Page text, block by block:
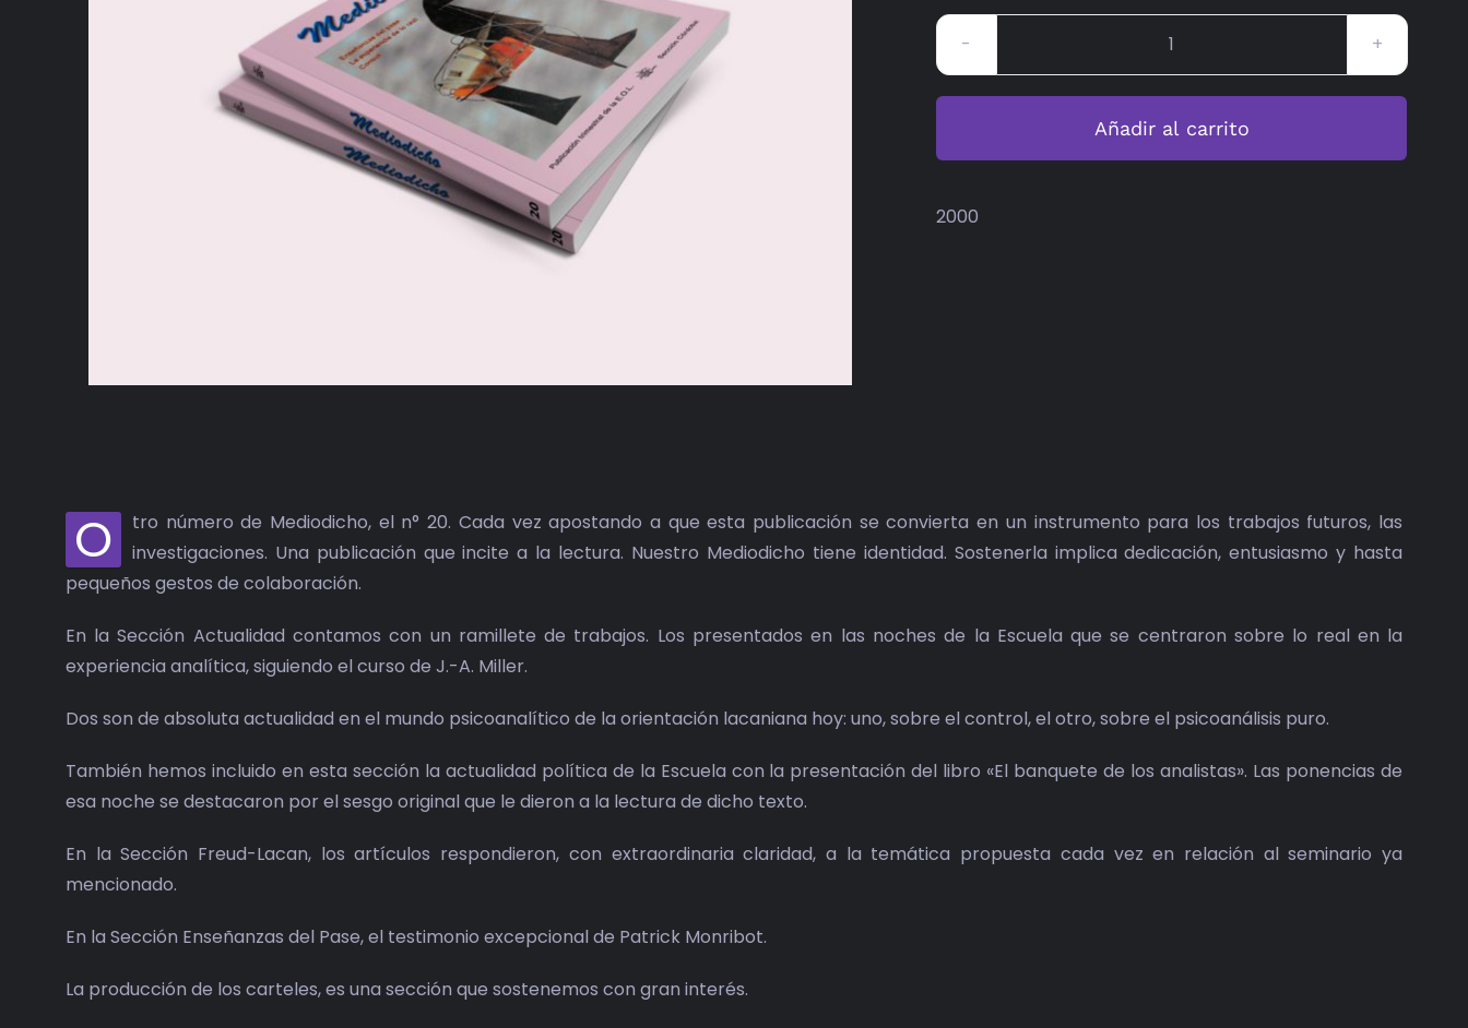
Mediodicho
cantidad
Añadir al carrito
2000
O
tro número de Mediodicho, el n° 20. Cada vez apostando a que esta publicación se convierta en un instrumento para los trabajos futuros, las
investigaciones. Una publicación que incite a la lectura. Nuestro Mediodicho tiene identidad. Sostenerla implica dedicación, entusiasmo y hasta
pequeños gestos de colaboración.
En la Sección Actualidad contamos con un ramillete de trabajos. Los presentados en las noches de la Escuela que se centraron sobre lo real en la
experiencia analítica, siguiendo el curso de J.-A. Miller.
Dos son de absoluta actualidad en el mundo psicoanalítico de la orientación lacaniana hoy: uno, sobre el control, el otro, sobre el psicoanálisis puro.
También hemos incluido en esta sección la actualidad política de la Escuela con la presentación del libro «El banquete de los analistas». Las ponencias de
esa noche se destacaron por el sesgo original que le dieron a la lectura de dicho texto.
En la Sección Freud-Lacan, los artículos respondieron, con extraordinaria claridad, a la temática propuesta cada vez en relación al seminario ya
mencionado.
En la Sección Enseñanzas del Pase, el testimonio excepcional de Patrick Monribot.
La producción de los carteles, es una sección que sostenemos con gran interés.